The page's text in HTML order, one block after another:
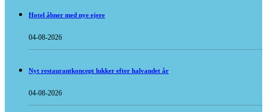
Hotel åbner med nye ejere
04-08-2026
Nyt restaurantkoncept lukker efter halvandet år
04-08-2026